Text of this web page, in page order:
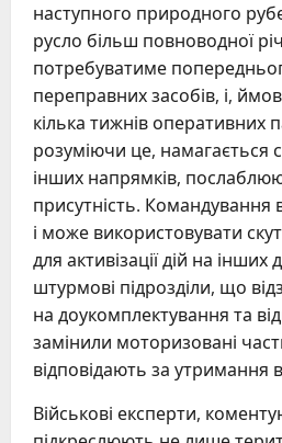
наступного природного
русло більш повноводної
потребуватиме
переправних засобів, і,
кілька тижнів оперативних
розуміючи це, намагається
інших напрямків,
присутність. Командування
і може використовувати
для активізації дій на інших
штурмові підрозділи, що
на доукомплектування та
замінили моторизовані
відповідають за утримання
Військові експерти,